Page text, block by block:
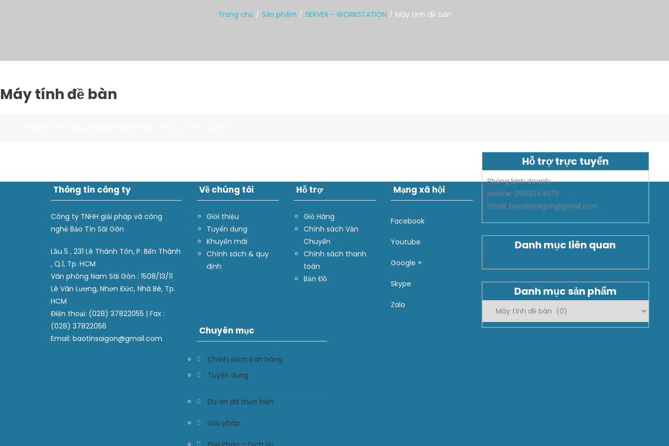
Trang chủ Sản phẩm SERVER - WORKSTATION Máy tính đề bàn
Máy tính đề bàn
Hỗ trợ trực tuyển
Phòng kinh doanh:
Hotline: 0903044075
Email: baotinsaigon@gmail.com
Danh mục liên quan
Danh mục sản phẩm
Thông tin công ty
Công ty TNHH giải pháp và công
nghệ Bảo Tín Sài Gòn
Lầu 5 , 231 Lê Thánh Tôn, P. Bến Thành
, Q.1, Tp. HCM
Văn phòng Nam Sài Gòn : 1508/13/11
Lê Văn Lương, Nhơn Đức, Nhà Bè, Tp.
HCM
Điện thoại: (028) 37822055 | Fax :
(028) 37822056
Email: baotinsaigon@gmail.com
Về chúng tôi
Giới thiệu
Tuyển dụng
Khuyến mãi
Chính sách & quy
định
Hỗ trợ
Giỏ Hàng
Chính sách Vận
Chuyển
Chính sách thanh
toán
Bản Đồ
Mạng xã hội
Facebook
Youtube
Google +
Skype
Zalo
Chuyên mục
Chính sách bán hàng
Tuyển dụng
Dự án đã thực hiện
Giải pháp